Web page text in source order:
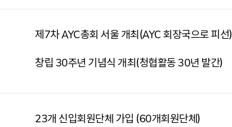
제7차 AYC총회 서울 개최(AYC 회장국으로 피선)
창립 30주년 기념식 개최(청협활동 30년 발간)
23개 신입회원단체 가입 (60개회원단체)